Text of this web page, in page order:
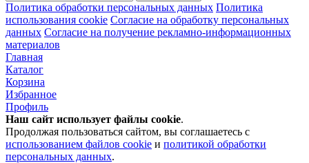
Политика обработки персональных данных Политика
использования cookie Согласие на обработку персональных
данных Согласие на получение рекламно-информационных
материалов
Главная
Каталог
Корзина
Избранное
Профиль
Наш сайт использует файлы cookie.
Продолжая пользоваться сайтом, вы соглашаетесь с
использованием файлов cookie и политикой обработки
персональных данных.